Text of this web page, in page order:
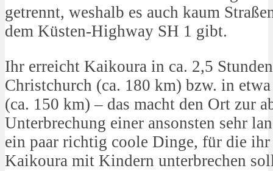
getrennt, weshalb es auch kaum
dem Küsten-Highway SH 1 gibt.
Ihr erreicht Kaikoura in ca. 2,5
Christchurch (ca. 180 km) bzw. in
(ca. 150 km) – das macht den Ort zur
Unterbrechung einer ansonsten sehr
ein paar richtig coole Dinge, für die
Kaikoura mit Kindern unterbrechen